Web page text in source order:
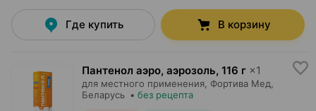
Где купить В корзину
Пантенол аэро, аэрозоль, 116 г ×1
для местного применения, Фортива Мед
Беларусь • без рецепта